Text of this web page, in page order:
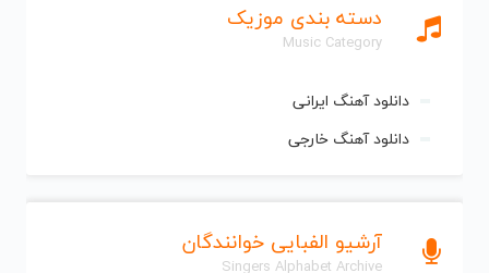
دسته بندی موزیک
Music Category
دانلود آهنگ ایرانی
دانلود آهنگ خارجی
آرشیو الفبایی خوانندگان
Singers Alphabet Archive